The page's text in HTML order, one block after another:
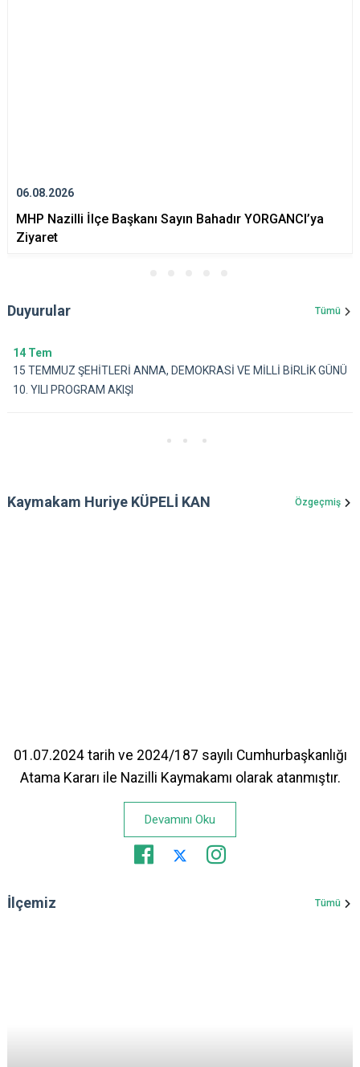
06.08.2026
MHP Nazilli İlçe Başkanı Sayın Bahadır YORGANCI’ya
Ziyaret
Duyurular Tümü
14 Tem
15 TEMMUZ ŞEHİTLERİ ANMA, DEMOKRASİ VE MİLLİ BİRLİK GÜNÜ
10. YILI PROGRAM AKIŞI
Kaymakam Huriye KÜPELİ KAN Özgeçmiş
01.07.2024 tarih ve 2024/187 sayılı Cumhurbaşkanlığı
Atama Kararı ile Nazilli Kaymakamı olarak atanmıştır.
Devamını Oku
İlçemiz Tümü